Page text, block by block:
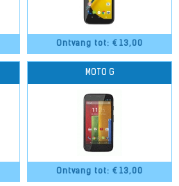
Ontvang tot: € 13,00
Ontvang tot: € 13,00
MOTO G